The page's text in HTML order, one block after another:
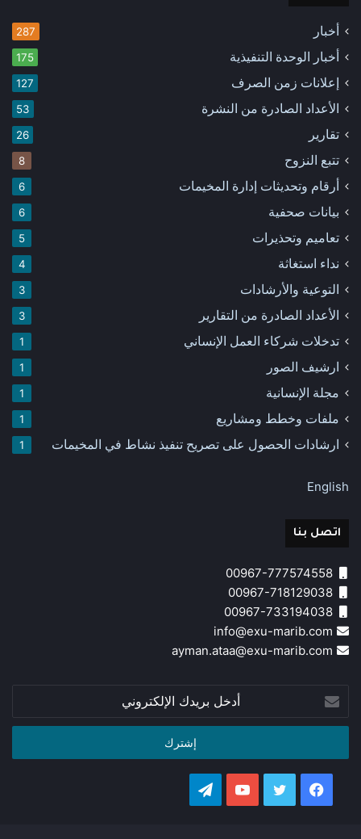
أخبار 287
أخبار الوحدة التنفيذية 175
إعلانات زمن الصرف 127
الأعداد الصادرة من النشرة 53
تقارير 26
تتبع النزوح 8
أرقام وتحديثات إدارة المخيمات 6
بيانات صحفية 6
تعاميم وتحذيرات 5
نداء استغاثة 4
التوعية والأرشادات 3
الأعداد الصادرة من التقارير 3
تدخلات شركاء العمل الإنساني 1
ارشيف الصور 1
مجلة الإنسانية 1
ملفات وخطط ومشاريع 1
ارشادات الحصول على تصريح تنفيذ نشاط في المخيمات 1
English
اتصل بنا
أدخل
بريدك
الإلكتروني
فيسبوك تويتر يوتيوب